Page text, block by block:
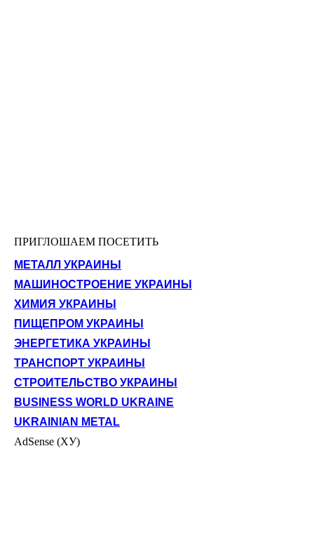
ПРИГЛОШАЕМ ПОСЕТИТЬ
МЕТАЛЛ УКРАИНЫ
МАШИНОСТРОЕНИЕ УКРАИНЫ
ХИМИЯ УКРАИНЫ
ПИЩЕПРОМ УКРАИНЫ
ЭНЕРГЕТИКА УКРАИНЫ
ТРАНСПОРТ УКРАИНЫ
СТРОИТЕЛЬСТВО УКРАИНЫ
BUSINESS WORLD UKRAINE
UKRAINIAN METAL
AdSense (ХУ)